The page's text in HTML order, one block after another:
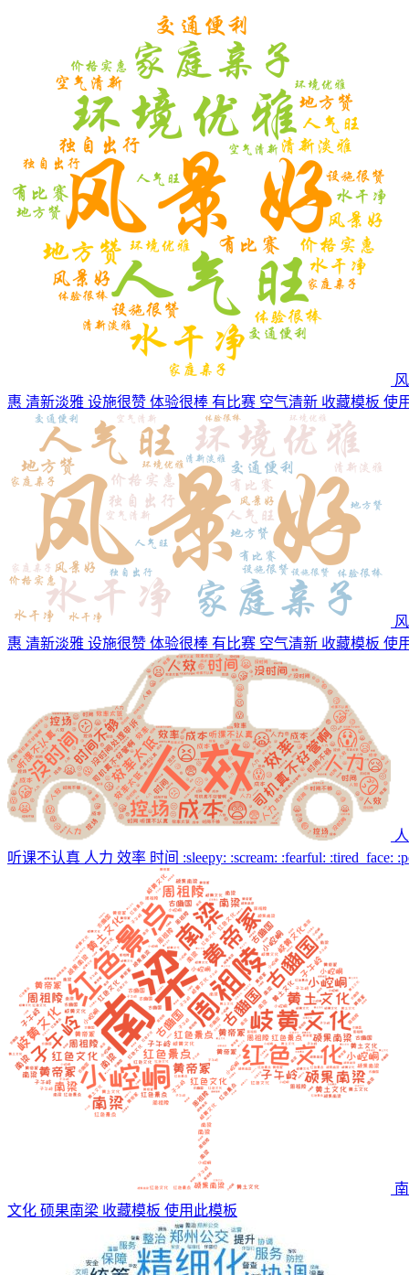
惠 清新淡雅 设施很赞 体验很棒 有比赛 空气清新 收藏模板 使
惠 清新淡雅 设施很赞 体验很棒 有比赛 空气清新 收藏模板 使
听课不认真 人力 效率 时间 :sleepy: :scream: :fearful: :tired_face:
文化 硕果南梁 收藏模板 使用此模板